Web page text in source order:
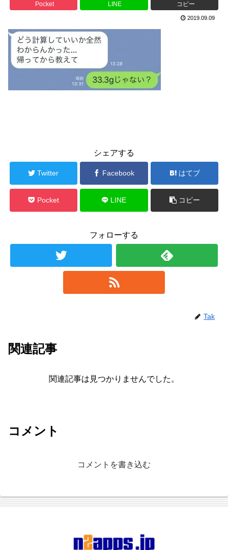
Pocket LINE コピー
2019.09.09
シェアする
Twitter Facebook はてブ
Pocket LINE コピー
フォローする
Tak
関連記事
関連記事は見つかりませんでした。
コメント
コメントを書き込む